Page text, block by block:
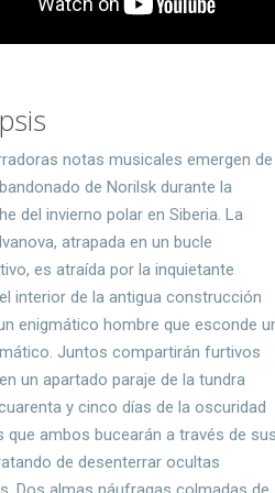
notas musicales emergen de
de Norilsk durante la
del invierno polar en Siberia. La
atrapada en un bucle
es atraída por la inquietante
interior de la antigua construcción
enigmático hombre que esconde
Juntos compartirán furtivos
un apartado paraje de la tundra
y cinco días de la oscuridad
que ambos bucearán a través de
de desenterrar ocultas